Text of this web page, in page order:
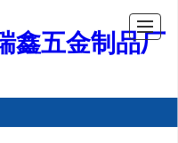
鑫五金制品厂